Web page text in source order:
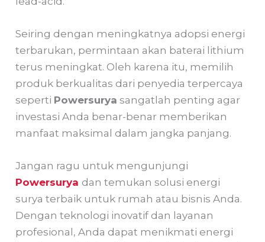
Seiring dengan meningkatnya adopsi energi
terbarukan, permintaan akan baterai lithium
terus meningkat. Oleh karena itu, memilih
produk berkualitas dari penyedia terpercaya
seperti Powersurya sangatlah penting agar
investasi Anda benar-benar memberikan
manfaat maksimal dalam jangka panjang.
Jangan ragu untuk mengunjungi
Powersurya dan temukan solusi energi
surya terbaik untuk rumah atau bisnis Anda.
Dengan teknologi inovatif dan layanan
profesional, Anda dapat menikmati energi